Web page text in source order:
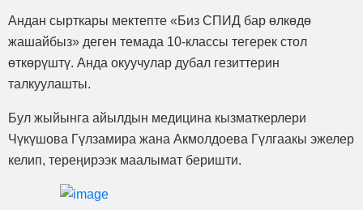
Андан сырткары мектепте «Биз СПИД бар өлкөдө
жашайбыз» деген темада 10-классы тегерек стол
өткөрүштү. Анда окуучулар дубал гезиттерин
талкуулашты.
Бул жыйынга айылдын медицина кызматкерлери
Чүкүшова Гүлзамира жана Акмолдоева Гүлгаакы эжелер
келип, тереңирээк маалымат беришти.